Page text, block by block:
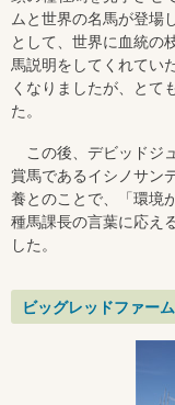
ムと世界の名馬が登場
として、世界に血統の
馬説明をしてくれてい
くなりましたが、とて
た。
この後、デビッドジ
賞馬であるイシノサン
養とのことで、「環境
種馬課長の言葉に応え
した。
ビッグレッドファーム